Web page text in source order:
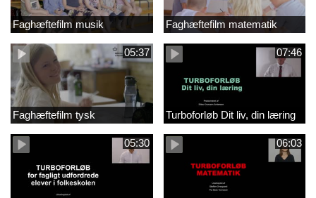
Faghæftefilm musik Faghæftefilm matematik
05:37
Faghæftefilm tysk
07:46
Turboforløb Dit liv, din læring
05:30 06:03